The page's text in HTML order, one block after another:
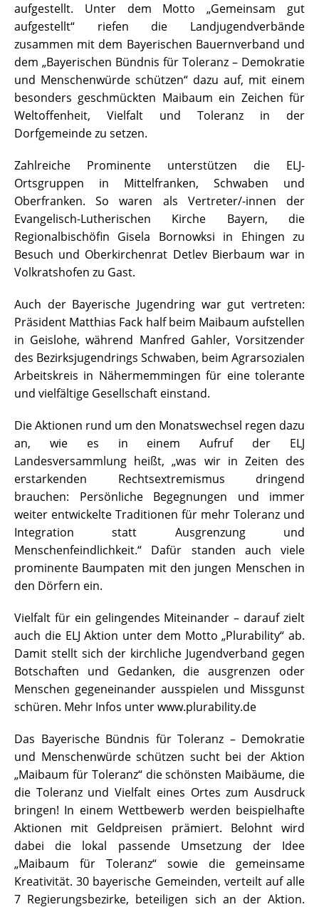
aufgestellt. Unter dem Motto „Gemeinsam gut
aufgestellt“ riefen die Landjugendverbände
zusammen mit dem Bayerischen Bauernverband und
dem „Bayerischen Bündnis für Toleranz – Demokratie
und Menschenwürde schützen“ dazu auf, mit einem
besonders geschmückten Maibaum ein Zeichen für
Weltoffenheit, Vielfalt und Toleranz in der
Dorfgemeinde zu setzen.
Zahlreiche Prominente unterstützen die ELJ-
Ortsgruppen in Mittelfranken, Schwaben und
Oberfranken. So waren als Vertreter/-innen der
Evangelisch-Lutherischen Kirche Bayern, die
Regionalbischöfin Gisela Bornowksi in Ehingen zu
Besuch und Oberkirchenrat Detlev Bierbaum war in
Volkratshofen zu Gast.
Auch der Bayerische Jugendring war gut vertreten:
Präsident Matthias Fack half beim Maibaum aufstellen
in Geislohe, während Manfred Gahler, Vorsitzender
des Bezirksjugendrings Schwaben, beim Agrarsozialen
Arbeitskreis in Nähermemmingen für eine tolerante
und vielfältige Gesellschaft einstand.
Die Aktionen rund um den Monatswechsel regen dazu
an, wie es in einem Aufruf der ELJ
Landesversammlung heißt, „was wir in Zeiten des
erstarkenden Rechtsextremismus dringend
brauchen: Persönliche Begegnungen und immer
weiter entwickelte Traditionen für mehr Toleranz und
Integration statt Ausgrenzung und
Menschenfeindlichkeit.“ Dafür standen auch viele
prominente Baumpaten mit den jungen Menschen in
den Dörfern ein.
Vielfalt für ein gelingendes Miteinander – darauf zielt
auch die ELJ Aktion unter dem Motto „Plurability“ ab.
Damit stellt sich der kirchliche Jugendverband gegen
Botschaften und Gedanken, die ausgrenzen oder
Menschen gegeneinander ausspielen und Missgunst
schüren. Mehr Infos unter www.plurability.de
Das Bayerische Bündnis für Toleranz – Demokratie
und Menschenwürde schützen sucht bei der Aktion
„Maibaum für Toleranz“ die schönsten Maibäume, die
die Toleranz und Vielfalt eines Ortes zum Ausdruck
bringen! In einem Wettbewerb werden beispielhafte
Aktionen mit Geldpreisen prämiert. Belohnt wird
dabei die lokal passende Umsetzung der Idee
„Maibaum für Toleranz“ sowie die gemeinsame
Kreativität. 30 bayerische Gemeinden, verteilt auf alle
7 Regierungsbezirke, beteiligen sich an der Aktion.